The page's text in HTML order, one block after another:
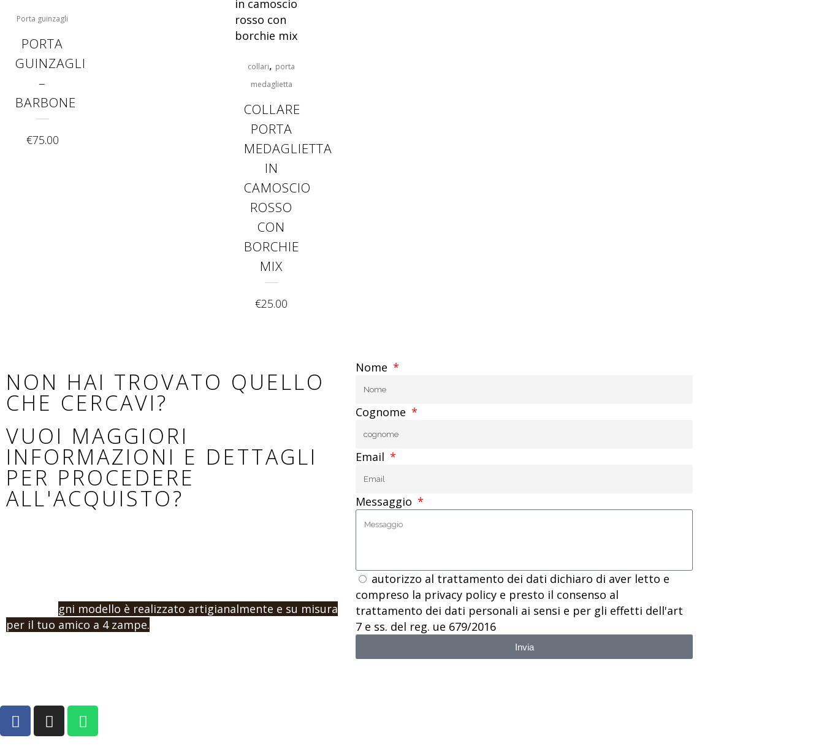
Porta guinzagli
PORTA
GUINZAGLI
–
BARBONE
€75.00
collari, porta
medaglietta
COLLARE
PORTA
MEDAGLIETTA
IN
CAMOSCIO
ROSSO
CON
BORCHIE
MIX
€25.00
NON HAI TROVATO QUELLO
CHE CERCAVI?
VUOI MAGGIORI
INFORMAZIONI E DETTAGLI
PER PROCEDERE
ALL'ACQUISTO?
gni modello è realizzato artigianalmente e su misura
per il tuo amico a 4 zampe.
Nome
Cognome
Email
Messaggio
autorizzo al trattamento dei dati dichiaro di aver letto e
compreso la privacy policy e presto il consenso al
trattamento dei dati personali ai sensi e per gli effetti dell'art
7 e ss. del reg. ue 679/2016
Invia